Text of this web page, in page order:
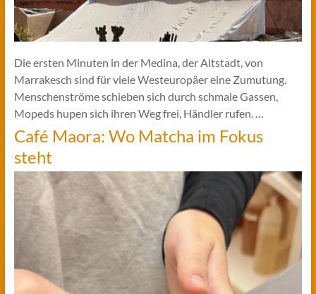
Die ersten Minuten in der Medina, der Altstadt, von
Marrakesch sind für viele Westeuropäer eine Zumutung.
Menschenströme schieben sich durch schmale Gassen,
Mopeds hupen sich ihren Weg frei, Händler rufen. …
Café Maora: Wo Matcha im Fokus
steht